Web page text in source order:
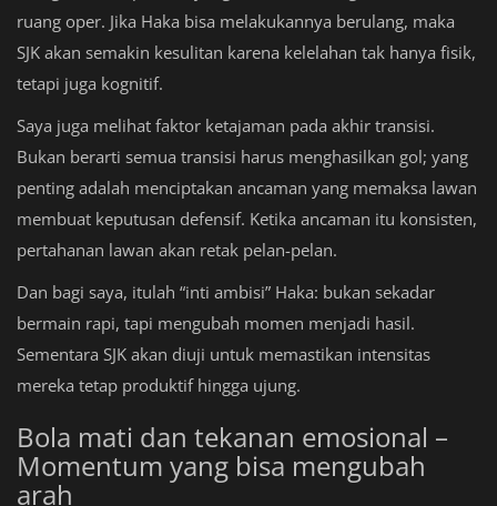
ruang oper. Jika Haka bisa melakukannya berulang, maka
SJK akan semakin kesulitan karena kelelahan tak hanya fisik,
tetapi juga kognitif.
Saya juga melihat faktor ketajaman pada akhir transisi.
Bukan berarti semua transisi harus menghasilkan gol; yang
penting adalah menciptakan ancaman yang memaksa lawan
membuat keputusan defensif. Ketika ancaman itu konsisten,
pertahanan lawan akan retak pelan-pelan.
Dan bagi saya, itulah “inti ambisi” Haka: bukan sekadar
bermain rapi, tapi mengubah momen menjadi hasil.
Sementara SJK akan diuji untuk memastikan intensitas
mereka tetap produktif hingga ujung.
Bola mati dan tekanan emosional –
Momentum yang bisa mengubah
arah